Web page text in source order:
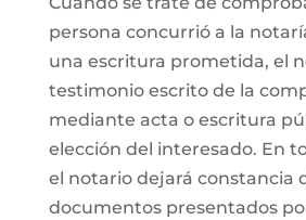
persona concurrió a la
una escritura prometida, el
testimonio escrito de la
mediante acta o escritura
elección del interesado. En
el notario dejará constancia
documentos presentados